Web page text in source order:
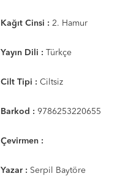
Kağıt Cinsi : 2. Hamur
Yayın Dili : Türkçe
Cilt Tipi : Ciltsiz
Barkod : 9786253220655
Çevirmen :
Yazar : Serpil Baytöre